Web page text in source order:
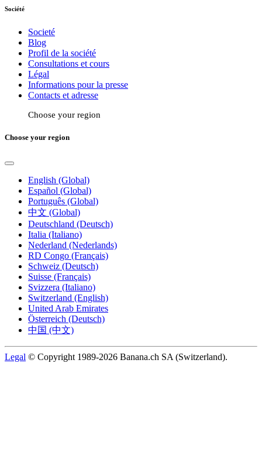
Société
Societé
Blog
Profil de la société
Consultations et cours
Légal
Informations pour la presse
Contacts et adresse
Choose your region
Choose your region
English (Global)
Español (Global)
Português (Global)
中文 (Global)
Deutschland (Deutsch)
Italia (Italiano)
Nederland (Nederlands)
RD Congo (Français)
Schweiz (Deutsch)
Suisse (Français)
Svizzera (Italiano)
Switzerland (English)
United Arab Emirates
Österreich (Deutsch)
中国 (中文)
Legal © Copyright 1989-2026 Banana.ch SA (Switzerland).